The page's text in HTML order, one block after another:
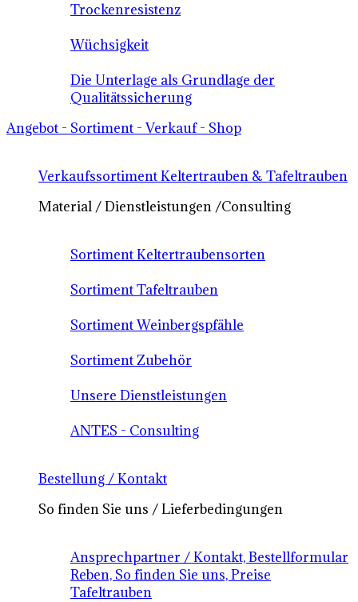
Trockenresistenz
Wüchsigkeit
Die Unterlage als Grundlage der
Qualitätssicherung
Angebot - Sortiment - Verkauf - Shop
Verkaufssortiment Keltertrauben & Tafeltrauben
Material / Dienstleistungen /Consulting
Sortiment Keltertraubensorten
Sortiment Tafeltrauben
Sortiment Weinbergspfähle
Sortiment Zubehör
Unsere Dienstleistungen
ANTES - Consulting
Bestellung / Kontakt
So finden Sie uns / Lieferbedingungen
Ansprechpartner / Kontakt, Bestellformular
Reben, So finden Sie uns, Preise
Tafeltrauben